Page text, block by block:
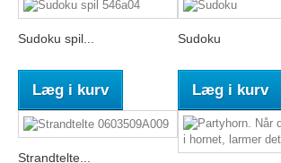
Sudoku spil...
Læg i kurv
Sudoku
Læg i kurv
Strandtelte...